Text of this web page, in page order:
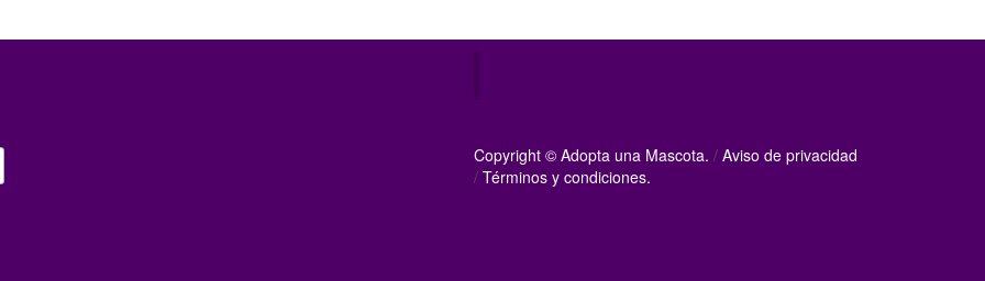
Copyright © Adopta una Mascota. / Aviso de privacidad
/ Términos y condiciones.